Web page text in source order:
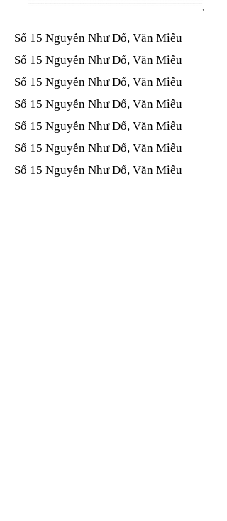
Số 15 Nguyễn Như Đổ, Văn Miếu​​​​
Số 15 Nguyễn Như Đổ, Văn Miếu​​​​
Số 15 Nguyễn Như Đổ, Văn Miếu​​​​
Số 15 Nguyễn Như Đổ, Văn Miếu​​​​
Số 15 Nguyễn Như Đổ, Văn Miếu​​​​
Số 15 Nguyễn Như Đổ, Văn Miếu​​​​
Số 15 Nguyễn Như Đổ, Văn Miếu​​​​